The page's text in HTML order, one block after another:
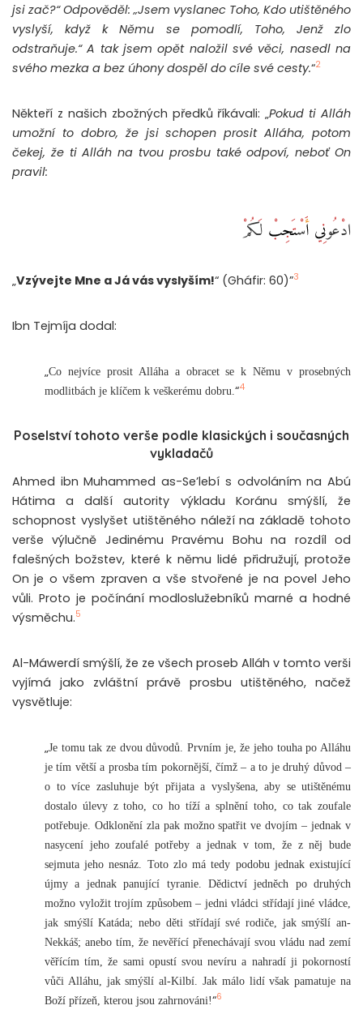
jsi zač?“ Odpověděl: „Jsem vyslanec Toho, Kdo utištěného
vyslyší, když k Němu se pomodlí, Toho, Jenž zlo
odstraňuje.“ A tak jsem opět naložil své věci, nasedl na
svého mezka a bez úhony dospěl do cíle své cesty.“2
Někteří z našich zbožných předků říkávali: „Pokud ti Alláh
umožní to dobro, že jsi schopen prosit Alláha, potom
čekej, že ti Alláh na tvou prosbu také odpoví, neboť On
pravil:
ادْعُونِي أَسْتَجِبْ لَكُمْ
„Vzývejte Mne a Já vás vyslyším!“ (Gháfir: 60)”3
Ibn Tejmíja dodal:
„Co nejvíce prosit Alláha a obracet se k Němu v prosebných
modlitbách je klíčem k veškerému dobru. “4
Poselství tohoto verše podle klasických i současných
vykladačů
Ahmed ibn Muhammed as-Se’lebí s odvoláním na Abú
Hátima a další autority výkladu Koránu smýšlí, že
schopnost vyslyšet utištěného náleží na základě tohoto
verše výlučně Jedinému Pravému Bohu na rozdíl od
falešných božstev, které k němu lidé přidružují, protože
On je o všem zpraven a vše stvořené je na povel Jeho
vůli. Proto je počínání modloslužebníků marné a hodné
výsměchu.5
Al-Máwerdí smýšlí, že ze všech proseb Alláh v tomto verši
vyjímá jako zvláštní právě prosbu utištěného, načež
vysvětluje:
„Je tomu tak ze dvou důvodů. Prvním je, že jeho touha po Alláhu
je tím větší a prosba tím pokornější, čímž – a to je druhý důvod –
o to více zasluhuje být přijata a vyslyšena, aby se utištěnému
dostalo úlevy z toho, co ho tíží a splnění toho, co tak zoufale
potřebuje. Odklonění zla pak možno spatřit ve dvojím – jednak v
nasycení jeho zoufalé potřeby a jednak v tom, že z něj bude
sejmuta jeho nesnáz. Toto zlo má tedy podobu jednak existující
újmy a jednak panující tyranie. Dědictví jedněch po druhých
možno vyložit trojím způsobem – jedni vládci střídají jiné vládce,
jak smýšlí Katáda; nebo děti střídají své rodiče, jak smýšlí an-
Nekkáš; anebo tím, že nevěřící přenechávají svou vládu nad zemí
věřícím tím, že sami opustí svou nevíru a nahradí ji pokorností
vůči Alláhu, jak smýšlí al-Kilbí. Jak málo lidí však pamatuje na
Boží přízeň, kterou jsou zahrnováni!“6